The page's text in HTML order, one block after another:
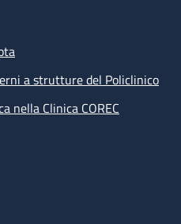
a strutture del Policlinico
nella Clinica COREC